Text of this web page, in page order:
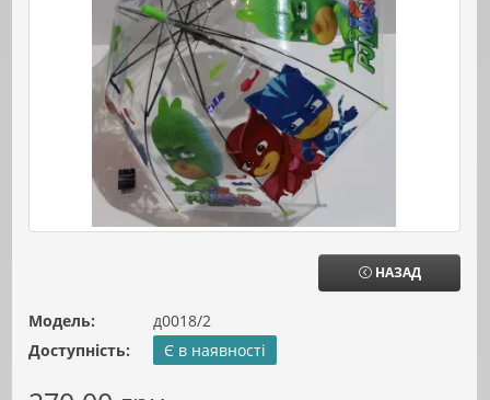
НАЗАД
Модель:
д0018/2
Доступність:
Є в наявності